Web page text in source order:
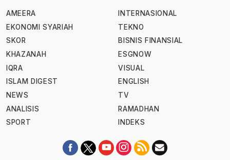
AMEERA
EKONOMI SYARIAH
SKOR
KHAZANAH
IQRA
ISLAM DIGEST
NEWS
ANALISIS
SPORT
INTERNASIONAL
TEKNO
BISNIS FINANSIAL
ESGNOW
VISUAL
ENGLISH
TV
RAMADHAN
INDEKS